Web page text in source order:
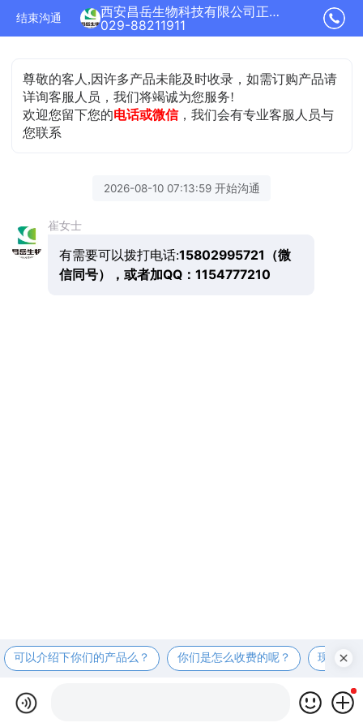
结束沟通
西安昌岳生物科技有限公司正在为您服务
029-88211911
尊敬的客人,因许多产品未能及时收录，如需订购产品请
详询客服人员，我们将竭诚为您服务!
欢迎您留下您的电话或微信，我们会有专业客服人员与
您联系
2026-08-10 07:13:59 开始沟通
崔女士
有需要可以拨打电话:15802995721（微
信同号），或者加QQ：1154777210
可以介绍下你们的产品么？ 你们是怎么收费的呢？ 现在有